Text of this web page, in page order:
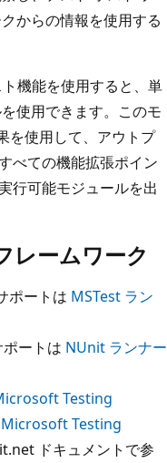
からの情報を使用する
ト機能を使用すると、単
使用できます。このモ
を使用して、アウトプ
べての機能拡張ポイン
行可能モジュールを出
レームワーク
ポートは MSTest ラン
ートは NUnit ランナー
Testing
Microsoft Testing
ドキュメントで参